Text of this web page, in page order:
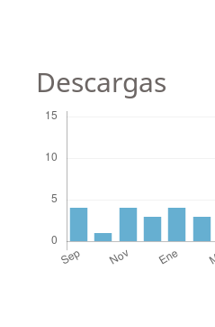
Descargas